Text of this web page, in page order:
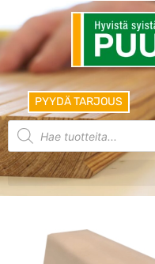
PYYDÄ TARJOUS